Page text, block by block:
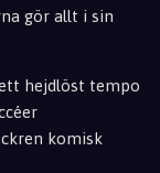
gör allt i sin
hejdlöst tempo
komisk